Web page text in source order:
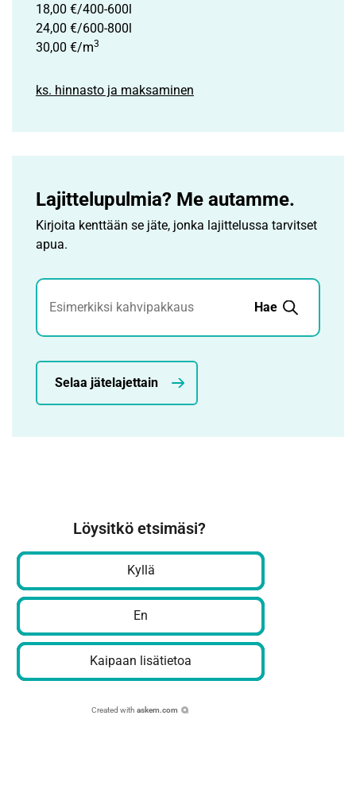
18,00 €/400-600l
24,00 €/600-800l
30,00 €/m3
ks. hinnasto ja maksaminen
Lajittelupulmia? Me autamme.
Kirjoita kenttään se jäte, jonka lajittelussa tarvitset
apua.
Jätehaku
Hae
Selaa jätelajettain
Löysitkö etsimäsi?
Kyllä
En
Kaipaan lisätietoa
Created with askem.com